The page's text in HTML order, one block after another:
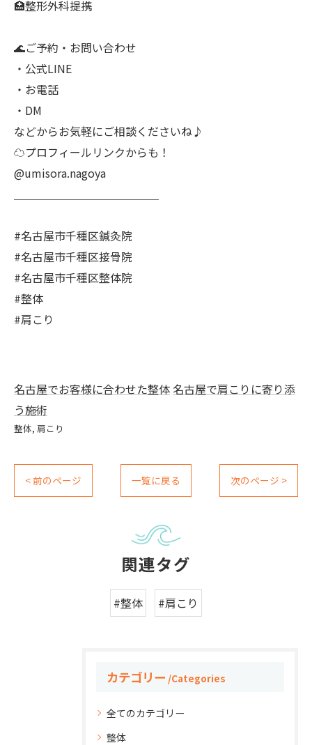
🏥整形外科提携
🌊ご予約・お問い合わせ
・公式LINE
・お電話
・DM
などからお気軽にご相談くださいね♪
☁プロフィールリンクからも！
@umisora.nagoya
#名古屋市千種区鍼灸院
#名古屋市千種区接骨院
#名古屋市千種区整体院
#整体
#肩こり
名古屋でお客様に合わせた整体 名古屋で肩こりに寄り添
う施術
整体 肩こり
< 前のページ 一覧に戻る 次のページ >
関連タグ
#整体 #肩こり
カテゴリー Categories
全てのカテゴリー
整体